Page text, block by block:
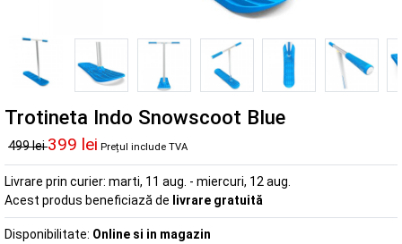
Trotineta Indo Snowscoot Blue
499 lei399 lei Prețul include TVA
Livrare prin curier: marti, 11 aug. - miercuri, 12 aug.
Acest produs beneficiază de livrare gratuită
Disponibilitate: Online si in magazin